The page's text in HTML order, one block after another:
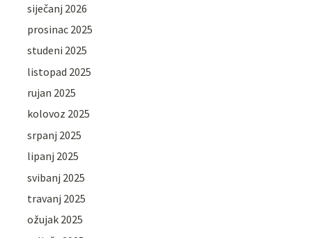
siječanj 2026
prosinac 2025
studeni 2025
listopad 2025
rujan 2025
kolovoz 2025
srpanj 2025
lipanj 2025
svibanj 2025
travanj 2025
ožujak 2025